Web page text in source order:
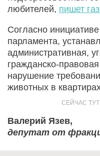
любителей, пишет
Согласно
парламента,
административная,
гражданско-правовая
нарушение
животных в
Валерий Язев,
депутат от